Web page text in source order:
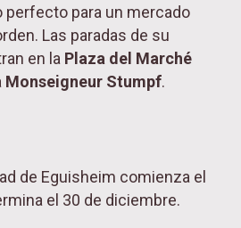
perfecto para un mercado
Las paradas de su
en la Plaza del Marché
Monseigneur Stumpf.
de Eguisheim comienza el
el 30 de diciembre.